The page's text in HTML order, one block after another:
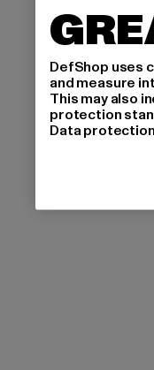
DefShop uses
and measure
This may also
protection
Data protection